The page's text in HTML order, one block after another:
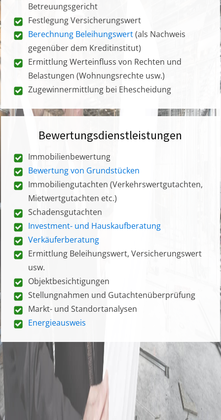
Betreuungsgericht
Festlegung Versicherungswert
Berechnung Beleihungswert(als Nachweis
gegenüber dem Kreditinstitut)
Ermittlung Werteinfluss von Rechten und
Belastungen (Wohnungsrechte usw.)
Zugewinnermittlung bei Ehescheidung
Bewertungsdienstleistungen
Immobilienbewertung
Bewertung von Grundstücken
Immobiliengutachten (Verkehrswertgutachten,
Mietwertgutachten etc.)
Schadensgutachten
Investment- und Hauskaufberatung
Verkäuferberatung
Ermittlung Beleihungswert, Versicherungswert
usw.
Objektbesichtigungen
Stellungnahmen und Gutachtenüberprüfung
Markt- und Standortanalysen
Energieausweis